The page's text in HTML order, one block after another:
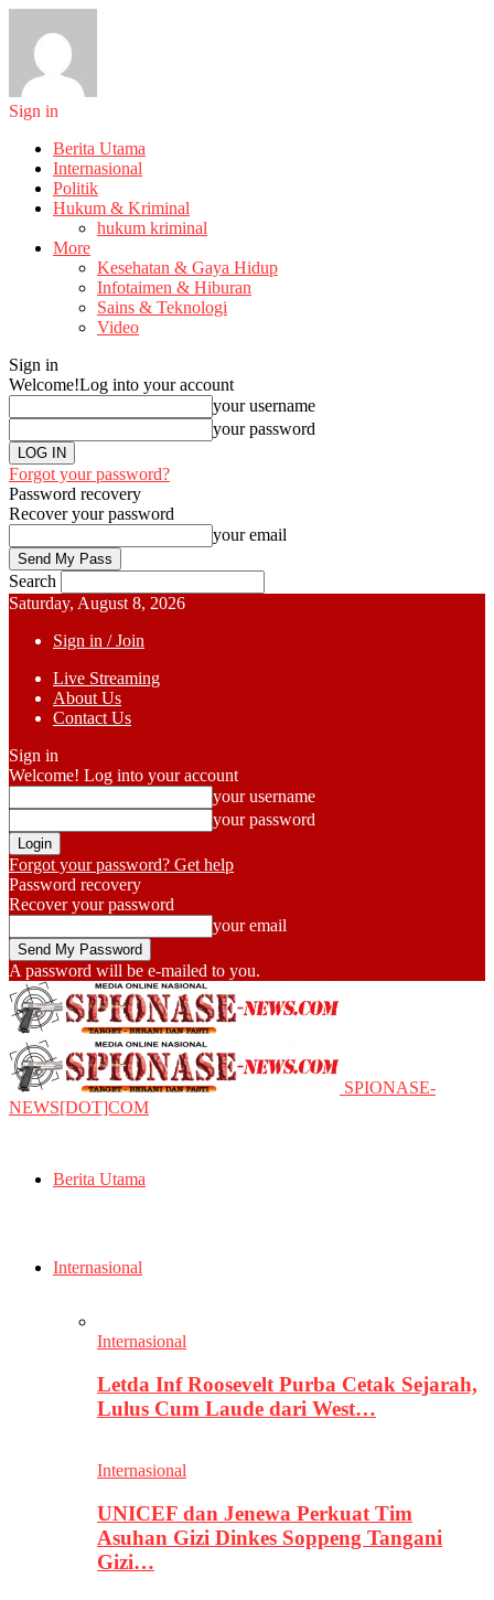
Sign in
Berita Utama
Internasional
Politik
Hukum & Kriminal
hukum kriminal
More
Kesehatan & Gaya Hidup
Infotaimen & Hiburan
Sains & Teknologi
Video
Sign in
Welcome!Log into your account
your username
your password
Forgot your password?
Password recovery
Recover your password
your email
Search
Saturday, August 8, 2026
Sign in / Join
Live Streaming
About Us
Contact Us
Sign in
Welcome! Log into your account
your username
your password
Forgot your password? Get help
Password recovery
Recover your password
your email
A password will be e-mailed to you.
SPIONASE-
NEWS[DOT]COM
Berita Utama
Internasional
Internasional
Letda Inf Roosevelt Purba Cetak Sejarah,
Lulus Cum Laude dari West…
Internasional
UNICEF dan Jenewa Perkuat Tim
Asuhan Gizi Dinkes Soppeng Tangani
Gizi…